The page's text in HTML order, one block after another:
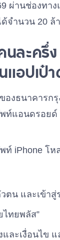
ผ่านช่องทาง
ด้จำนวน 20 ล้
ละครึ่
อปเป๋
ของธนาคารกรุ
ท์แอนดรอยด์
ท์ iPhone โห
ตน และเข้าสู่
ไทยพลัส”
ละเงื่อนไข